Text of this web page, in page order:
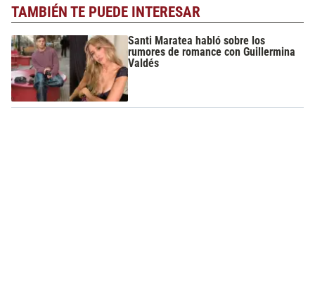
TAMBIÉN TE PUEDE INTERESAR
Santi Maratea habló sobre los
rumores de romance con Guillermina
Valdés